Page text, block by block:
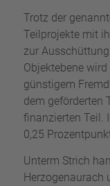
Trotz der
Teilprojekte mit
zur
Objektebene
günstigem
dem geförderten
finanzierten Teil.
0,25
Unterm Strich
Herzogenaurach